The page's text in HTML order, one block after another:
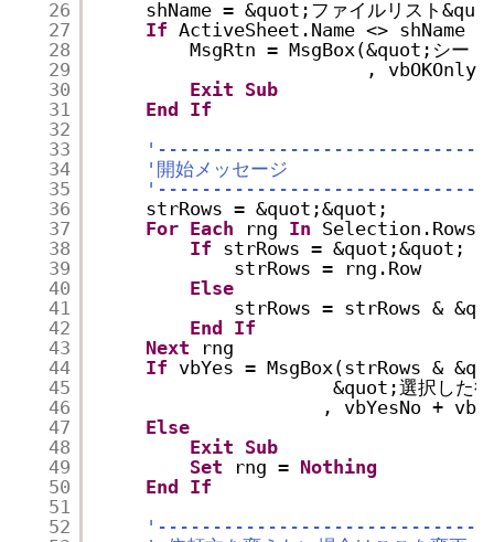
26
27
28
29
30
31
32
33
34
35
36
37
38
39
40
41
42
43
44
45
46
47
48
49
50
51
52
shName = &quot;ファイルリスト
If ActiveSheet.Name <> shName
MsgRtn = MsgBox(&quot;シート
,
Exit Sub
End
If
'開始メッセージ
strRows = &quot;&quot;
For Each rng In Selection.Rows
If strRows = &quot;&quot;
strRows = rng.Row
Else
strRows = strRows &
End
If
Next
rng
If vbYes = MsgBox(strRows &
&quot;選択した行
, vbYesNo +
Else
Exit Sub
Set
rng = Nothing
End
If